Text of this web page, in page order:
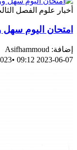
أخبار علوم الفصل
امتحان اليوم سهل
إضافة: Asifhammoud
2023-06-07 09:12
•